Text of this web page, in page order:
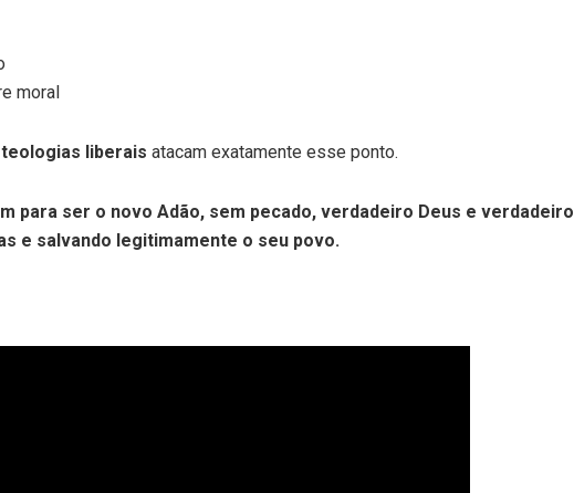
moral
liberais atacam exatamente esse ponto.
para ser o novo Adão, sem pecado, verdadeiro Deus e verdadeiro
e salvando legitimamente o seu povo.